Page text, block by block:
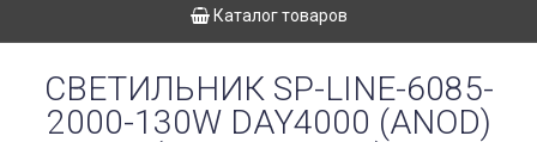
Каталог товаров
СВЕТИЛЬНИК SP-LINE-6085-
2000-130W DAY4000 (ANOD)